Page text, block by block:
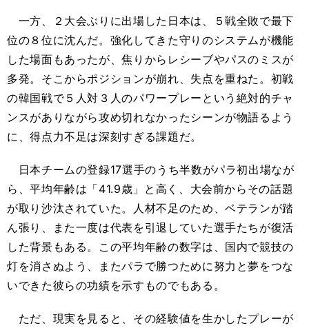
一方、２大会ぶりに出場した日本は、５戦全敗で最下
位の８位に沈んだ。強化してきた守りのシステムが機能
した場面もあったが、焦りからレシーブやパスのミスが
多発。そこからポジションが崩れ、失点を重ねた。初戦
の韓国戦で５人対３人のパワープレーという絶対的チャ
ンスがありながら攻め切れなかったシーンが物語るよう
に、得点力不足は深刻すぎる課題だ。
日本チームの登録17選手のうち半数がパラ初出場なが
ら、平均年齢は「41.9歳」と高く、大会前からその話題
が取り沙汰されていた。人材不足のため、ベテランが踏
ん張り、また一度は代表を引退していた選手たちが復活
した背景もある。この平均年齢の数字は、国内で競技の
灯を消さぬよう、またパラで勝つために努力と夢をつな
いできた彼らの功績を示すものでもある。
ただ、現実を見ると、その経験値を生かしたプレーが